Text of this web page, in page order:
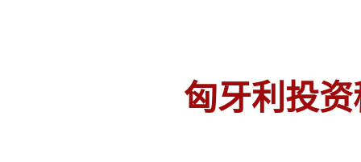
匈牙利投